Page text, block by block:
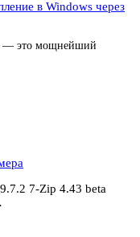
в Windows через
— это мощнейший
7-Zip 4.43 beta